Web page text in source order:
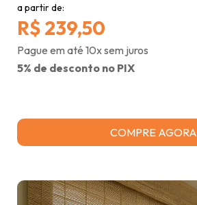
a partir de:
R$ 239,50
Pague em até 10x sem juros
5% de desconto no PIX
COMPRE AGORA